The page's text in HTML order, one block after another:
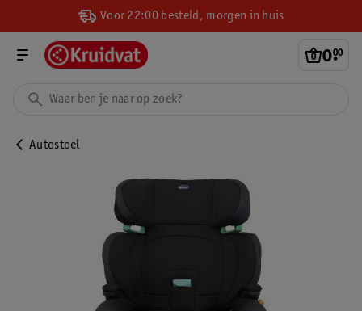
Voor 22:00 besteld, morgen in huis
0.
00
Autostoel